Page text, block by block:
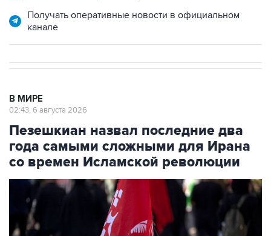
Получать оперативные новости в официальном
канале
В МИРЕ
02:43, 6 августа 2026
Пезешкиан назвал последние два
года самыми сложными для Ирана
со времен Исламской революции